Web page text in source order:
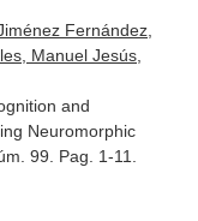
Fernández,
Manuel Jesús,
and
Neuromorphic
99. Pag. 1-11.